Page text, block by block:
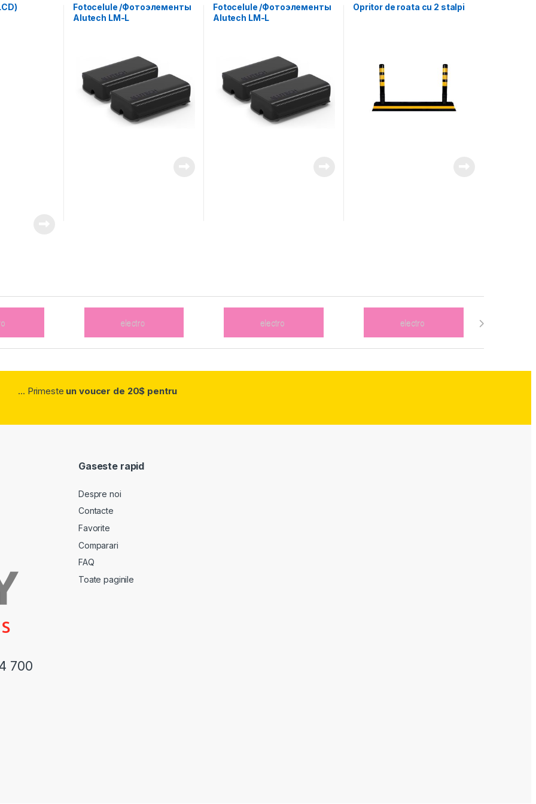
Fotocelule /Фотоэлементы
Alutech LM-L
Fotocelule /Фотоэлементы
Alutech LM-L
Opritor de roata cu 2 stalpi
... Primeste un voucer de 20$ pentru
700
Gaseste rapid
Despre noi
Contacte
Favorite
Comparari
FAQ
Toate paginile